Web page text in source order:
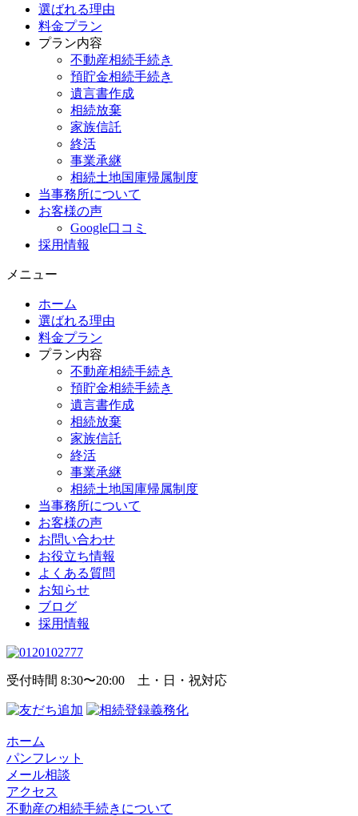
選ばれる理由
料金プラン
プラン内容
不動産相続手続き
預貯金相続手続き
遺言書作成
相続放棄
家族信託
終活
事業承継
相続土地国庫帰属制度
当事務所について
お客様の声
Google口コミ
採用情報
メニュー
ホーム
選ばれる理由
料金プラン
プラン内容
不動産相続手続き
預貯金相続手続き
遺言書作成
相続放棄
家族信託
終活
事業承継
相続土地国庫帰属制度
当事務所について
お客様の声
お問い合わせ
お役立ち情報
よくある質問
お知らせ
ブログ
採用情報
受付時間 8:30〜20:00 土・日・祝対応
ホーム
パンフレット
メール相談
アクセス
不動産の相続手続きについて